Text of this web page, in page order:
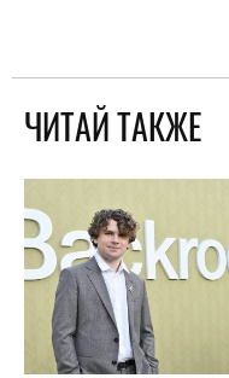
ЧИТАЙ ТАКЖЕ